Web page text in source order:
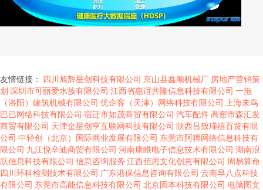
友情链接： 四川旭辉星创科技有限公司 京山县鑫顺机械厂 房地产营销策
划 深圳市可丽爱水族有限公司 江西省惠谊共隆信息科技有限公司 一拖
（洛阳）建筑机械有限公司 优企客（天津）网络科技有限公司
上海未鸟
巴巴网络科技有限公司 宿迁市如茂商贸有限公司 汽车配件高密市森汇发
商贸有限公司 天津金星创亨互联网科技有限公司 陕西吕致瑾禧百货有限
公司 中轻创（北京）国际商业发展有限公司 东莞市阿狸网络信息科技有
限公司 九江悦辛迪商贸有限公司 河南康睢电子信息技术有限公司 湖南浪
跃信息科技有限公司 信息咨询服务 江西佰思文化创意有限公司 周易算命
四川环科检测技术有限公司 广东港保信息咨询有限公司 云南早八点科技
有限公司 东莞市高能信息科技有限公司 北京固本科技有限公司 电脑图文